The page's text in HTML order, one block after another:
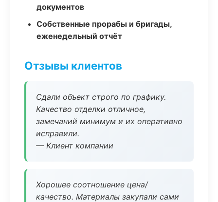
документов
Собственные прорабы и бригады,
еженедельный отчёт
Отзывы клиентов
Сдали объект строго по графику.
Качество отделки отличное,
замечаний минимум и их оперативно
исправили.
— Клиент компании
Хорошее соотношение цена/
качество. Материалы закупали сами